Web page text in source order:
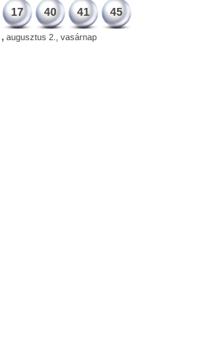
17 40 41 45
augusztus 2., vasárnap